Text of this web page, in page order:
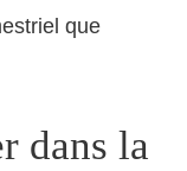
que
dans la